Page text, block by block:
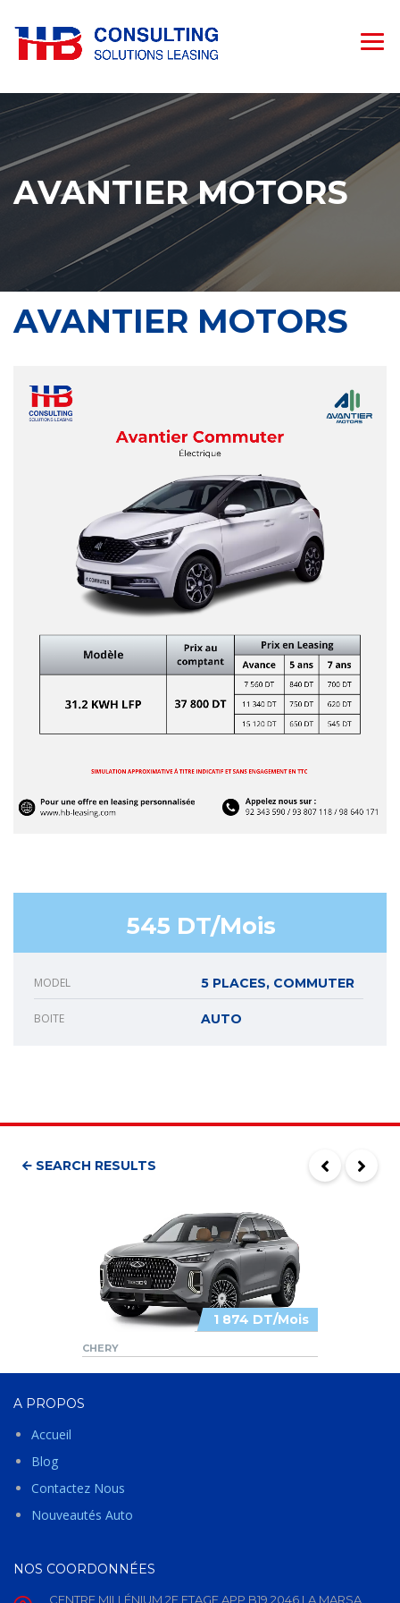
AVANTIER MOTORS
AVANTIER MOTORS
545 DT/Mois
MODEL 5 PLACES, COMMUTER
BOITE AUTO
SEARCH RESULTS
1 874 DT/Mois
CHERY
A PROPOS
Accueil
Blog
Contactez Nous
Nouveautés Auto
NOS COORDONNÉES
CENTRE MILLÉNIUM 2E ETAGE APP B19 2046 LA MARSA,